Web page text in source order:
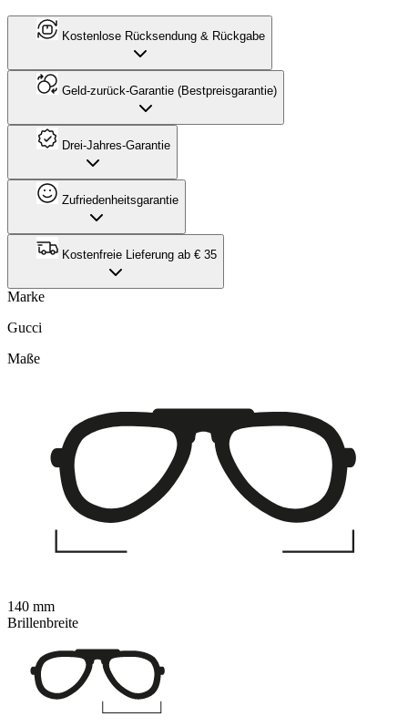
Kostenlose Rücksendung & Rückgabe
Geld-zurück-Garantie (Bestpreisgarantie)
Drei-Jahres-Garantie
Zufriedenheitsgarantie
Kostenfreie Lieferung ab € 35
Marke
Gucci
Maße
140 mm
Brillenbreite